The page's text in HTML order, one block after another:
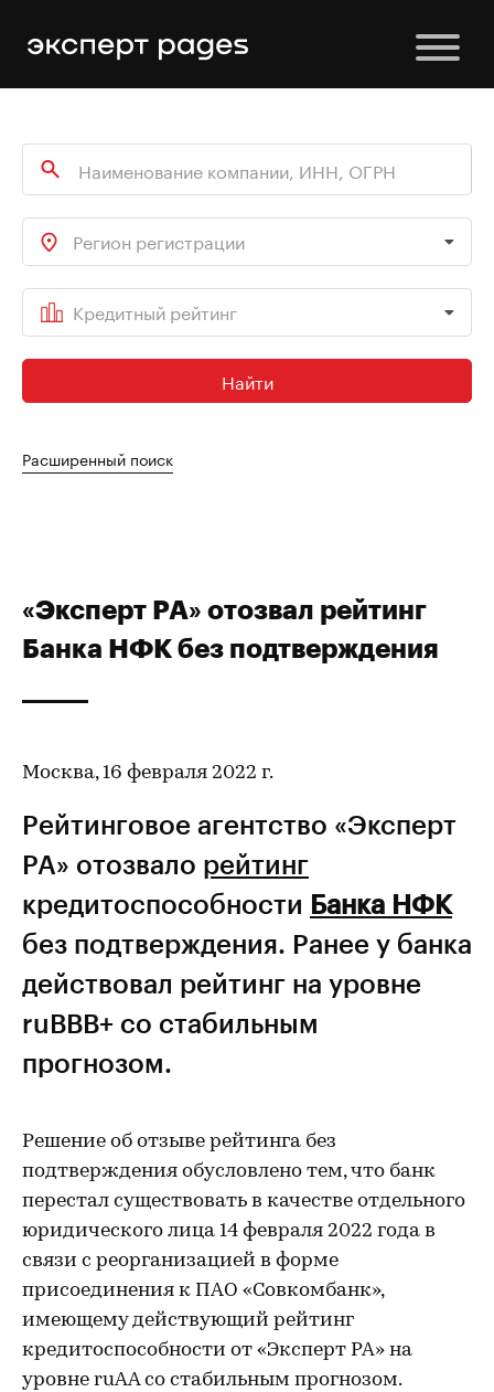
Регион регистрации
Кредитный рейтинг
Найти
Расширенный поиск
«Эксперт РА» отозвал рейтинг
Банка НФК без подтверждения
Москва, 16 февраля 2022 г.
Рейтинговое агентство «Эксперт
РА» отозвало рейтинг
кредитоспособности Банка НФК
без подтверждения. Ранее у банка
действовал рейтинг на уровне
ruВВВ+ со стабильным
прогнозом.
Решение об отзыве рейтинга без
подтверждения обусловлено тем, что банк
перестал существовать в качестве отдельного
юридического лица 14 февраля 2022 года в
связи с реорганизацией в форме
присоединения к ПАО «Совкомбанк»,
имеющему действующий рейтинг
кредитоспособности от «Эксперт РА» на
уровне ruAA со стабильным прогнозом.